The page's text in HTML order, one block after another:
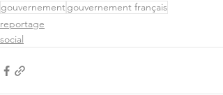
gouvernementgouvernement français
reportage
social